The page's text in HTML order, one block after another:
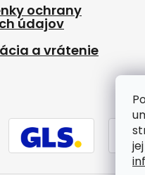
ochrany
údajov
a vrátenie